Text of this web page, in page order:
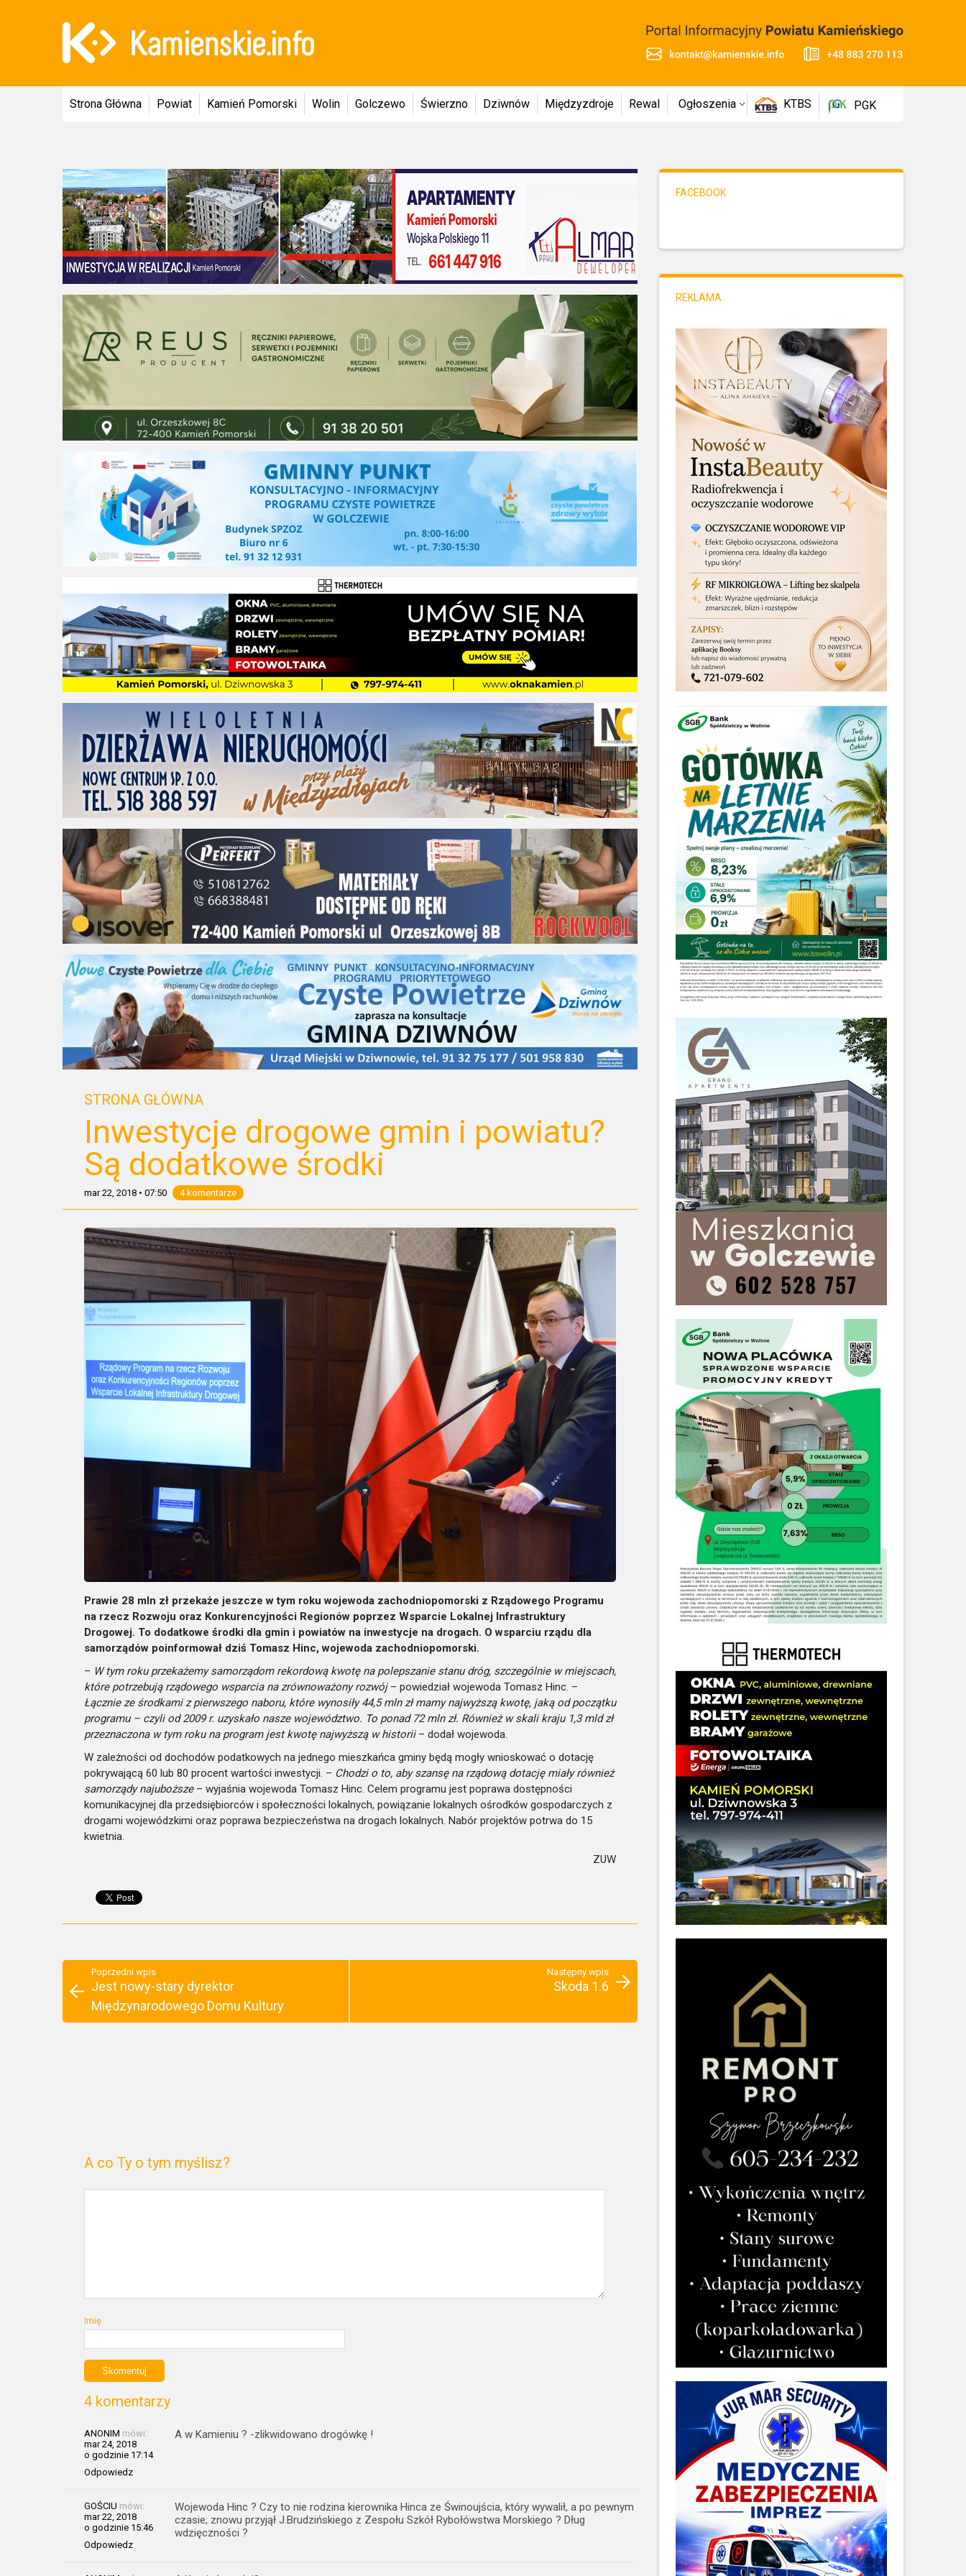
Strona Główna Powiat Kamień Pomorski Wolin Golczewo Świerzno Dziwnów Międzyzdroje Rewal Ogłoszenia KTBS PGK
STRONA GŁÓWNA
Inwestycje drogowe gmin i powiatu?
Są dodatkowe środki
mar 22, 2018 • 07:50 4 komentarze
Prawie 28 mln zł przekaże jeszcze w tym roku wojewoda zachodniopomorski z Rządowego Programu
na rzecz Rozwoju oraz Konkurencyjności Regionów poprzez Wsparcie Lokalnej Infrastruktury
Drogowej. To dodatkowe środki dla gmin i powiatów na inwestycje na drogach. O wsparciu rządu dla
samorządów poinformował dziś Tomasz Hinc, wojewoda zachodniopomorski.
– W tym roku przekażemy samorządom rekordową kwotę na polepszanie stanu dróg, szczególnie w miejscach,
które potrzebują rządowego wsparcia na zrównoważony rozwój– powiedział wojewoda Tomasz Hinc. –
Łącznie ze środkami z pierwszego naboru, które wynosiły 44,5 mln zł mamy najwyższą kwotę, jaką od początku
programu – czyli od 2009 r. uzyskało nasze województwo. To ponad 72 mln zł. Również w skali kraju 1,3 mld zł
przeznaczona w tym roku na program jest kwotę najwyższą w historii– dodał wojewoda.
W zależności od dochodów podatkowych na jednego mieszkańca gminy będą mogły wnioskować o dotację
pokrywającą 60 lub 80 procent wartości inwestycji. – Chodzi o to, aby szansę na rządową dotację miały również
samorządy najuboższe– wyjaśnia wojewoda Tomasz Hinc. Celem programu jest poprawa dostępności
komunikacyjnej dla przedsiębiorców i społeczności lokalnych, powiązanie lokalnych ośrodków gospodarczych z
drogami wojewódzkimi oraz poprawa bezpieczeństwa na drogach lokalnych. Nabór projektów potrwa do 15
kwietnia.
ZUW
Poprzedni wpis
Jest nowy-stary dyrektor
Międzynarodowego Domu Kultury
Następny wpis
Skoda 1.6
A co Ty o tym myślisz?
Imię
4 komentarzy
ANONIM mówi:
mar 24, 2018
o godzinie 17:14
Odpowiedz
A w Kamieniu ? -zlikwidowano drogówkę !
GOŚCIU mówi:
mar 22, 2018
o godzinie 15:46
Odpowiedz
Wojewoda Hinc ? Czy to nie rodzina kierownika Hinca ze Świnoujścia, który wywalił, a po pewnym
czasie, znowu przyjął J.Brudzińskiego z Zespołu Szkół Rybołówstwa Morskiego ? Dług
wdzięczności ?
FACEBOOK
REKLAMA